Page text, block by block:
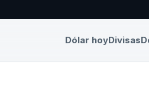
Dólar hoyDivisas